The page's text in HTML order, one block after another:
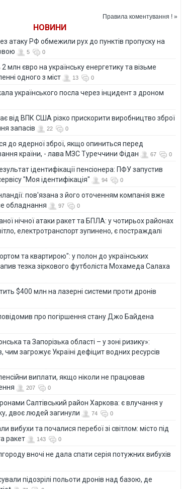
Правила коментування ! »
НОВИНИ
атаку РФ обмежили рух до пунктів пропуску на
5 0
2 млн євро на українську енергетику та візьме
одного з міст
13 0
українського посла через інцидент з дроном
від ВПК США різко прискорити виробництво зброї
запасів
22 0
до ядерної зброї, якщо опиниться перед
країни, - лава МЗС Туреччини Фідан
67 0
ідентифікації пенсіонера: ПФУ запустив
"Моя ідентифікація"
94 0
пов'язана з його оточенням компанія вже
обладнання
97 0
нічної атаки ракет та БПЛА: у чотирьох районах
електротранспорт зупинено, є постраждалі
та квартирою": у полон до українських
тезка зіркового футболіста Мохамеда Салаха
$400 млн на лазерні системи проти дронів
про погіршення стану Джо Байдена
та Запорізька області – у зоні ризику»:
чим загрожує Україні дефіцит водних ресурсів
виплати, якщо ніколи не працював
207 0
Салтівський район Харкова: є влучання у
двоє людей загинули
74 0
вибухи та почалися перебої зі світлом: місто під
ракет
143 0
вночі не дала спати серія потужних вибухів
підозрілі польоти дронів над базою, де